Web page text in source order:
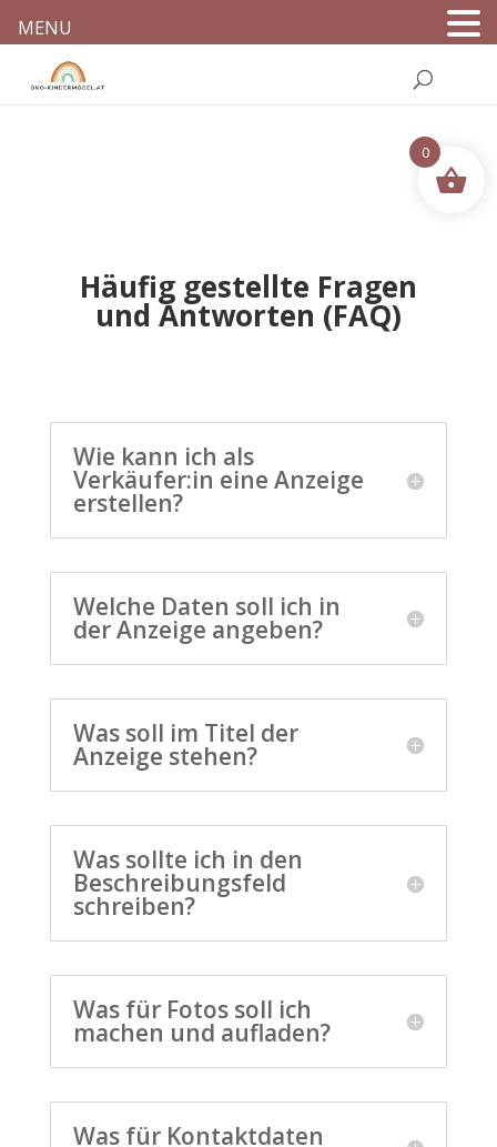
Häufig gestellte Fragen
und Antworten (FAQ)
Wie kann ich als
Verkäufer:in eine Anzeige
erstellen?
Welche Daten soll ich in
der Anzeige angeben?
Was soll im Titel der
Anzeige stehen?
Was sollte ich in den
Beschreibungsfeld
schreiben?
Was für Fotos soll ich
machen und aufladen?
Was für Kontaktdaten
MENU
0